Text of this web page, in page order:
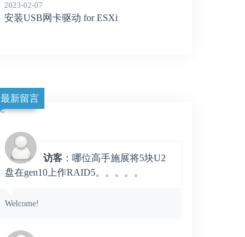
2023-02-07
安装USB网卡驱动 for ESXi
最新留言
访客 ：哪位高手施展将5块U2
盘在gen10上作RAID5。。。。。
Welcome!